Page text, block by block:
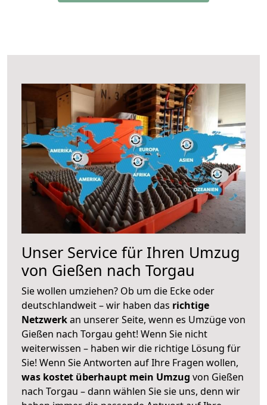
Unser Service für Ihren Umzug
von Gießen nach Torgau
Sie wollen umziehen? Ob um die Ecke oder
deutschlandweit – wir haben das richtige
Netzwerkan unserer Seite, wenn es Umzüge von
Gießen nach Torgau geht! Wenn Sie nicht
weiterwissen – haben wir die richtige Lösung für
Sie! Wenn Sie Antworten auf Ihre Fragen wollen,
was kostet überhaupt mein Umzug von Gießen
nach Torgau – dann wählen Sie sie uns, denn wir